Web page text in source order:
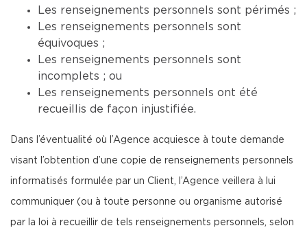
Les renseignements personnels sont périmés ;
Les renseignements personnels sont
équivoques ;
Les renseignements personnels sont
incomplets ; ou
Les renseignements personnels ont été
recueillis de façon injustifiée.
Dans l’éventualité où l’Agence acquiesce à toute demande
visant l’obtention d’une copie de renseignements personnels
informatisés formulée par un Client, l’Agence veillera à lui
communiquer (ou à toute personne ou organisme autorisé
par la loi à recueillir de tels renseignements personnels, selon